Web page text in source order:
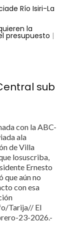
Río Isiri-La
la
presupuesto |
sub
con la ABC-
ala
de Villa
losuscriba,
Ernesto
que aún no
con esa
Tarija// El
23-2026.-